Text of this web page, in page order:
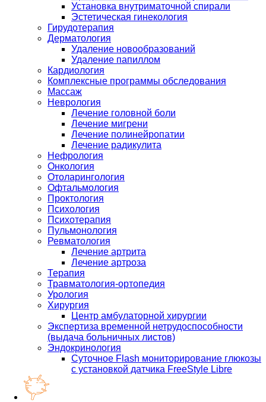
Установка внутриматочной спирали
Эстетическая гинекология
Гирудотерапия
Дерматология
Удаление новообразований
Удаление папиллом
Кардиология
Комплексные программы обследования
Массаж
Неврология
Лечение головной боли
Лечение мигрени
Лечение полинейропатии
Лечение радикулита
Нефрология
Онкология
Отоларингология
Офтальмология
Проктология
Психология
Психотерапия
Пульмонология
Ревматология
Лечение артрита
Лечение артроза
Терапия
Травматология-ортопедия
Урология
Хирургия
Центр амбулаторной хирургии
Экспертиза временной нетрудоспособности
(выдача больничных листов)
Эндокринология
Суточное Flash мониторирование глюкозы
с установкой датчика FreeStyle Libre